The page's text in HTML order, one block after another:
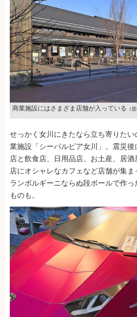
商業施設にはさまざま店舗が入っている （
せっかく女川にきたなら立ち寄りた
業施設「シーパルピア女川」。震災
店と飲食店、日用品店、お土産、居
店にオシャレなカフェなど店舗が集
ランボルギーニならぬ段ボールで作
ものも。